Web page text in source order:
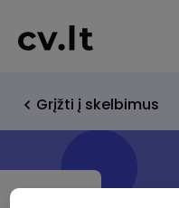
Grįžti į skelbimus